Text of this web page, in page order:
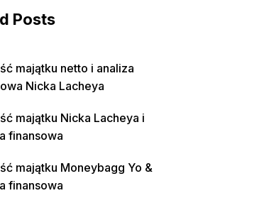
Posts
majątku netto i analiza
Nicka Lacheya
majątku Nicka Lacheya i
finansowa
majątku Moneybagg Yo &
finansowa